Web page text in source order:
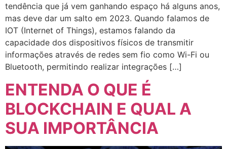
tendência que já vem ganhando espaço há alguns anos,
mas deve dar um salto em 2023. Quando falamos de
IOT (Internet of Things), estamos falando da
capacidade dos dispositivos físicos de transmitir
informações através de redes sem fio como Wi-Fi ou
Bluetooth, permitindo realizar integrações […]
ENTENDA O QUE É
BLOCKCHAIN E QUAL A
SUA IMPORTÂNCIA